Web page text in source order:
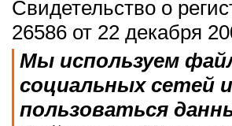
Свидетельство о
26586 от 22 декабря
Мы используем
социальных сетей
пользоваться